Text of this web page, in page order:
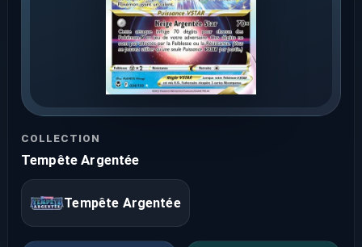
COLLECTION
Tempête Argentée
Tempête Argentée